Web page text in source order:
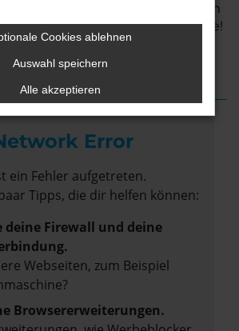
und lassen Sie sich von unserem
– der Audi A4 wartet auf Sie!
Bremervörde
Error
ein Fehler aufgetreten.
Tipps, die dir helfen können:
deine Firewall und deine
Webseiten, zum Beispiel
Browsererweiterungen.
Cookies ablehnen
Auswahl speichern
Alle akzeptieren